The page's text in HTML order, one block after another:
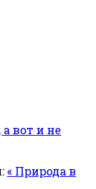
вот и не
« Природа в